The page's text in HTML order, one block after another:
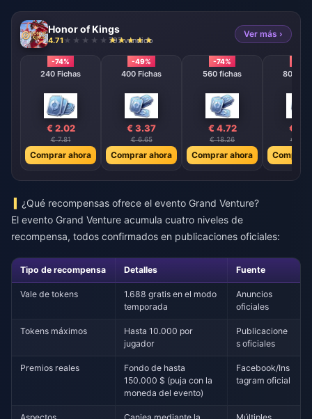
Honor of Kings
4.71 797 vendido
Ver más ›
-74%
240 Fichas
€ 2.02
€ 7.81
Comprar ahora
-49%
400 Fichas
€ 3.37
€ 6.65
Comprar ahora
-74%
560 fichas
€ 4.72
€ 18.26
Comprar ahora
800
€
€
Comprar
¿Qué recompensas ofrece el evento Grand Venture?
El evento Grand Venture acumula cuatro niveles de
recompensa, todos confirmados en publicaciones oficiales:
Tipo de recompensa Detalles Fuente
Vale de tokens
1.688 gratis en el modo
temporada
Anuncios
oficiales
Tokens máximos
Hasta 10.000 por
jugador
Publicacione
s oficiales
Premios reales
Fondo de hasta
150.000 $ (puja con la
moneda del evento)
Facebook/Ins
tagram oficial
Aspectos
Canjea mediante la
Múltiples